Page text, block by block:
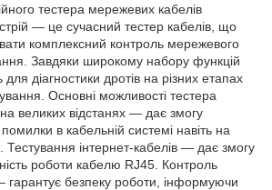
тестера мережевих кабелів
— це сучасний тестер кабелів, що
комплексний контроль мережевого
Завдяки широкому набору функцій
для діагностики дротів на різних етапах
Основні можливості тестера
великих відстанях — дає змогу
в кабельній системі навіть на
Тестування інтернет-кабелів — дає змогу
роботи кабелю RJ45. Контроль
гарантує безпеку роботи, інформуючи